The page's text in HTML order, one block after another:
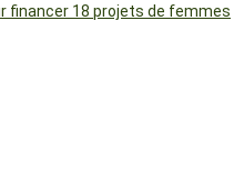
financer 18 projets de femmes